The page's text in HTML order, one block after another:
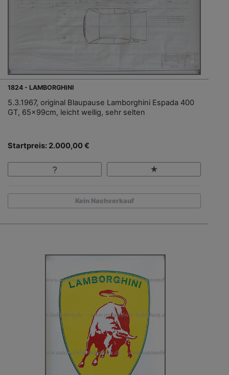
1824 - LAMBORGHINI
5.3.1967, original Blaupause Lamborghini Espada 400
GT, 65x99cm, leicht wellig, sehr selten
Startpreis: 2.000,00 €
Kein Nachverkauf